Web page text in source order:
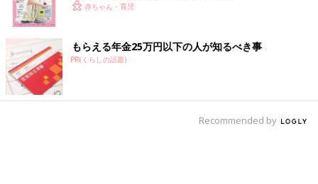
it's mineさん(@sesaminsan)がシェアした投稿
おしゃれ主婦は「生活感丸見えの洗剤類は、シンプルな詰め替え
ボトルに入れる」というのが最近のルール。スリコには、スタイ
リッシュな詰め替えボトルも揃っています。プチプラアイテムを
うまく利用したおしゃれインテリア、参考にしたいですね。
赤ちゃん・育児
もらえる年金25万円以下の人が知るべき事
PR(くらしの話題)
Recommended by